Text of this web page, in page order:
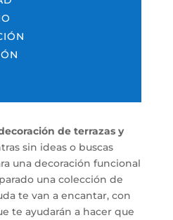
de terrazas y
sin ideas o buscas
una decoración funcional
una colección de
te van a encantar, con
te ayudarán a hacer que